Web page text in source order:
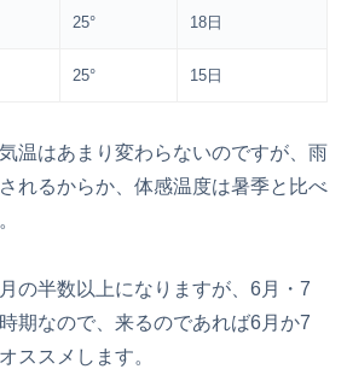
25° 18日
25° 15日
温はあまり変わらないのですが、雨
れるからか、体感温度は暑季と比べ
の半数以上になりますが、6月・7
期なので、来るのであれば6月か7
ススメします。